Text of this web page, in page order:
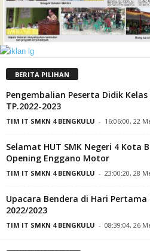
BERITA PILIHAN
Pengembalian Peserta Didik
TP.2022-2023
TIM IT SMKN 4 BENGKULU - 16:06:00, 22
Selamat HUT SMK Negeri 4 Kota
Opening Enggano Motor
TIM IT SMKN 4 BENGKULU - 23:00:20, 28
Upacara Bendera di Hari Pertama
2022/2023
TIM IT SMKN 4 BENGKULU - 08:39:04, 26